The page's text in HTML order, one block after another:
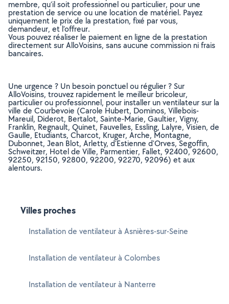
membre, qu’il soit professionnel ou particulier, pour une
prestation de service ou une location de matériel. Payez
uniquement le prix de la prestation, fixé par vous,
demandeur, et l’offreur.
Vous pouvez réaliser le paiement en ligne de la prestation
directement sur AlloVoisins, sans aucune commission ni frais
bancaires.
Une urgence ? Un besoin ponctuel ou régulier ? Sur
AlloVoisins, trouvez rapidement le meilleur bricoleur,
particulier ou professionnel, pour installer un ventilateur sur la
ville de Courbevoie (Carole Hubert, Dominos, Villebois-
Mareuil, Diderot, Bertalot, Sainte-Marie, Gaultier, Vigny,
Franklin, Regnault, Quinet, Fauvelles, Essling, Lalyre, Visien, de
Gaulle, Etudiants, Charcot, Kruger, Arche, Montagne,
Dubonnet, Jean Blot, Arletty, d'Estienne d'Orves, Segoffin,
Schweitzer, Hotel de Ville, Parmentier, Fallet, 92400, 92600,
92250, 92150, 92800, 92200, 92270, 92096) et aux
alentours.
Villes proches
Installation de ventilateur à Asnières-sur-Seine
Installation de ventilateur à Colombes
Installation de ventilateur à Nanterre